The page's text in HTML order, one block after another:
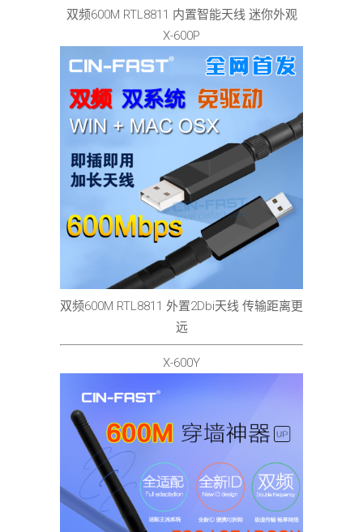
双频600M RTL8811 内置智能天线 迷你外观
X-600P
双频600M RTL8811 外置2Dbi天线 传输距离更
远
X-600Y